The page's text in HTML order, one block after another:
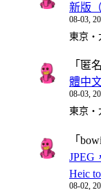
新版
08-03,
東京・
「 匿
體中
08-03,
東京
「
JPEG
Heic to
08-02,